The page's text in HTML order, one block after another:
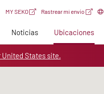
Noticias Ubicaciones
MY SEKO Rastrear mi envío
States site.